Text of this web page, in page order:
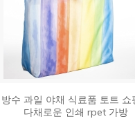
방수 과일 야채 식료품 토트 쇼
다채로운 인쇄 rpet 가방